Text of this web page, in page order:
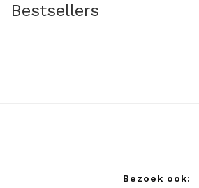
Bestsellers
Bezoek ook: